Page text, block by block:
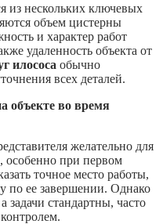
из нескольких ключевых
объем цистерны
и характер работ
удаленность объекта от
илососа обычно
всех деталей.
объекте во время
желательно для
особенно при первом
точное место работы,
по ее завершении. Однако
задачи стандартны, часто